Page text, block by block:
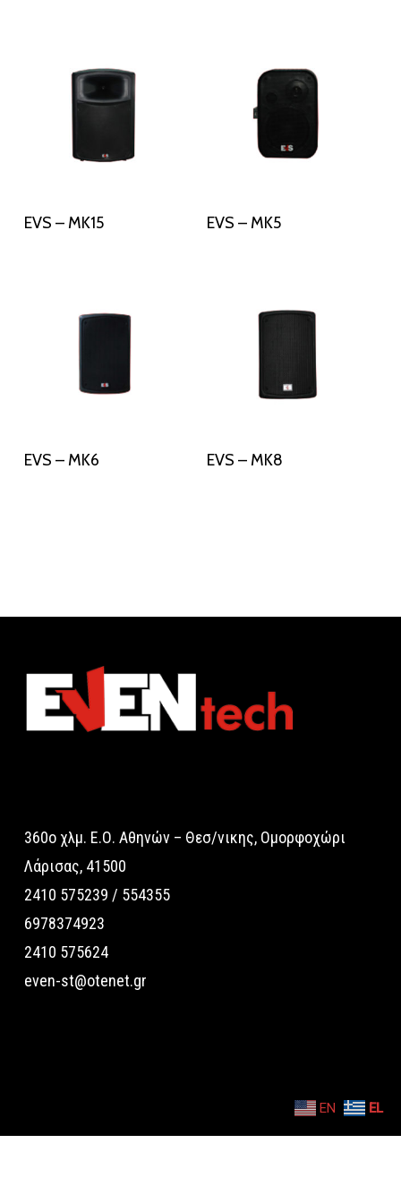
Διαβάστε Περισσότερα
EVS – MK15 Διαβάστε Περισσότερα
EVS – MK5
Διαβάστε Περισσότερα
EVS – MK6 Διαβάστε Περισσότερα
EVS – MK8
360o χλμ. Ε.Ο. Αθηνών – Θεσ/νικης, Ομορφοχώρι
Λάρισας, 41500
2410 575239 / 554355
6978374923
2410 575624
even-st@otenet.gr
EN EL